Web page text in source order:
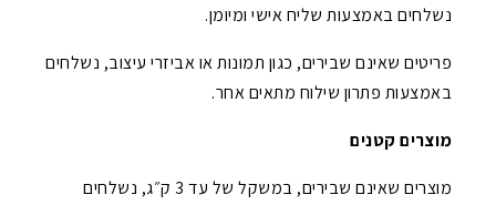
נשלחים באמצעות שליח אישי ומיומן.
פריטים שאינם שבירים, כגון תמונות או אביזרי עיצוב, נשלחים
באמצעות פתרון שילוח מתאים אחר.
מוצרים קטנים
מוצרים שאינם שבירים, במשקל של עד 3 ק״ג, נשלחים